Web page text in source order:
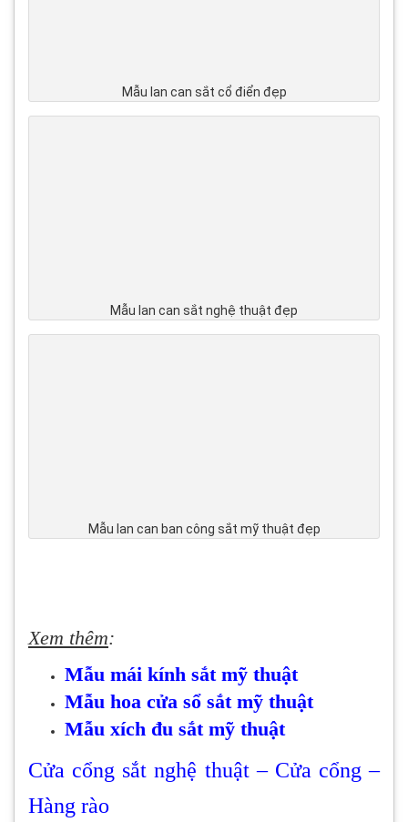
Mẫu lan can sắt cổ điển đẹp
Mẫu lan can sắt nghệ thuật đẹp
Mẫu lan can ban công sắt mỹ thuật đẹp
Xem thêm:
Mẫu mái kính sắt mỹ thuật
Mẫu hoa cửa sổ sắt mỹ thuật
Mẫu xích đu sắt mỹ thuật
Cửa cổng sắt nghệ thuật – Cửa cổng –
Hàng rào